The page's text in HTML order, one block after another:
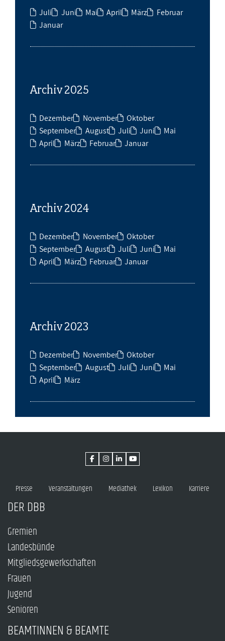
Juli Juni Mai April März
Februar
Januar
Archiv 2025
Dezember November
Oktober
September
August Juli Juni
Mai
April
März Februar Januar
Archiv 2024
Dezember November
Oktober
September
August Juli Juni
Mai
April
März Februar Januar
Archiv 2023
Dezember November
Oktober
September
August Juli Juni
Mai
April
März
Presse Veranstaltungen Mediathek Lexikon Karriere
DER DBB
Gremien
Landesbünde
Mitgliedsgewerkschaften
Frauen
Jugend
Senioren
BEAMTINNEN & BEAMTE